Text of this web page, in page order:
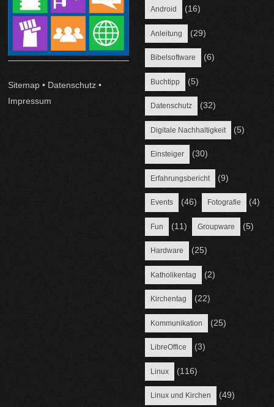
Sitemap • Datenschutz •
Impressum
Android (16)
Anleitung (29)
Bibelsoftware (6)
Buchtipp (5)
Datenschutz (32)
Digitale Nachhaltigkeit (5)
Einsteiger (30)
Erfahrungsbericht (9)
Events (46) Fotografie (4)
Fun (11) Groupware (5)
Hardware (25)
Katholikentag (2)
Kirchentag (22)
Kommunikation (25)
LibreOffice (3)
Linux (116)
Linux und Kirchen (49)